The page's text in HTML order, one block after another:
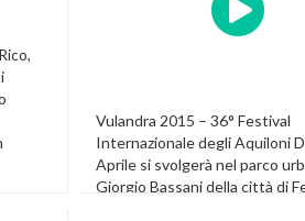
Vulandra 2015 – 36° Festival
Internazionale degli Aquiloni
Aprile si svolgerà nel parco
Giorgio Bassani della città di